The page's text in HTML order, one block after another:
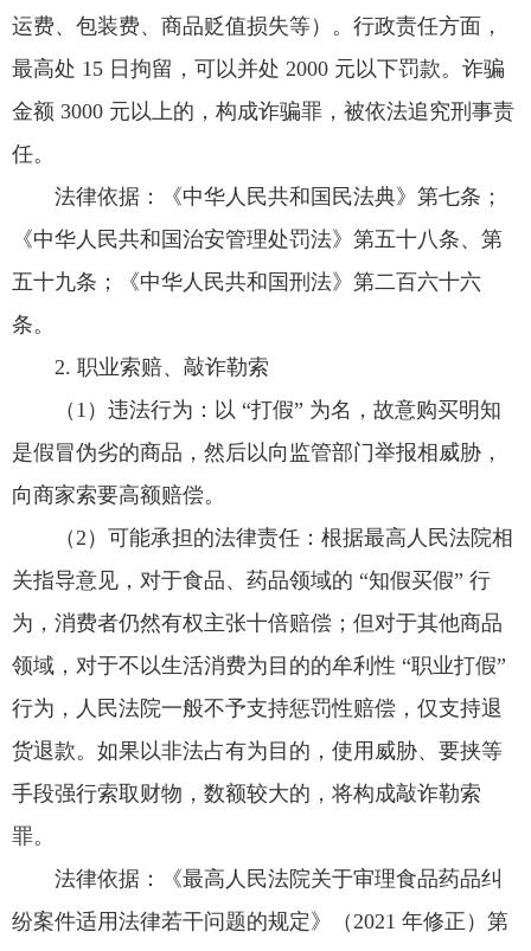
运费、包装费、商品贬值损失等）。行政责任方面，
最高处 15 日拘留，可以并处 2000 元以下罚款。诈骗
金额 3000 元以上的，构成诈骗罪，被依法追究刑事责
任。
法律依据：《中华人民共和国民法典》第七条；
《中华人民共和国治安管理处罚法》第五十八条、第
五十九条；《中华人民共和国刑法》第二百六十六
条。
2. 职业索赔、敲诈勒索
（1）违法行为：以 “打假” 为名，故意购买明知
是假冒伪劣的商品，然后以向监管部门举报相威胁，
向商家索要高额赔偿。
（2）可能承担的法律责任：根据最高人民法院相
关指导意见，对于食品、药品领域的 “知假买假” 行
为，消费者仍然有权主张十倍赔偿；但对于其他商品
领域，对于不以生活消费为目的的牟利性 “职业打假”
行为，人民法院一般不予支持惩罚性赔偿，仅支持退
货退款。如果以非法占有为目的，使用威胁、要挟等
手段强行索取财物，数额较大的，将构成敲诈勒索
罪。
法律依据：《最高人民法院关于审理食品药品纠
纷案件适用法律若干问题的规定》（2021 年修正）第